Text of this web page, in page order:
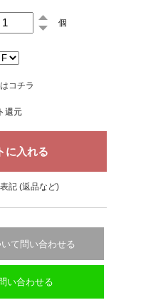
個
コチラ
還元
記 (返品など)
て問い合わせる
い合わせる